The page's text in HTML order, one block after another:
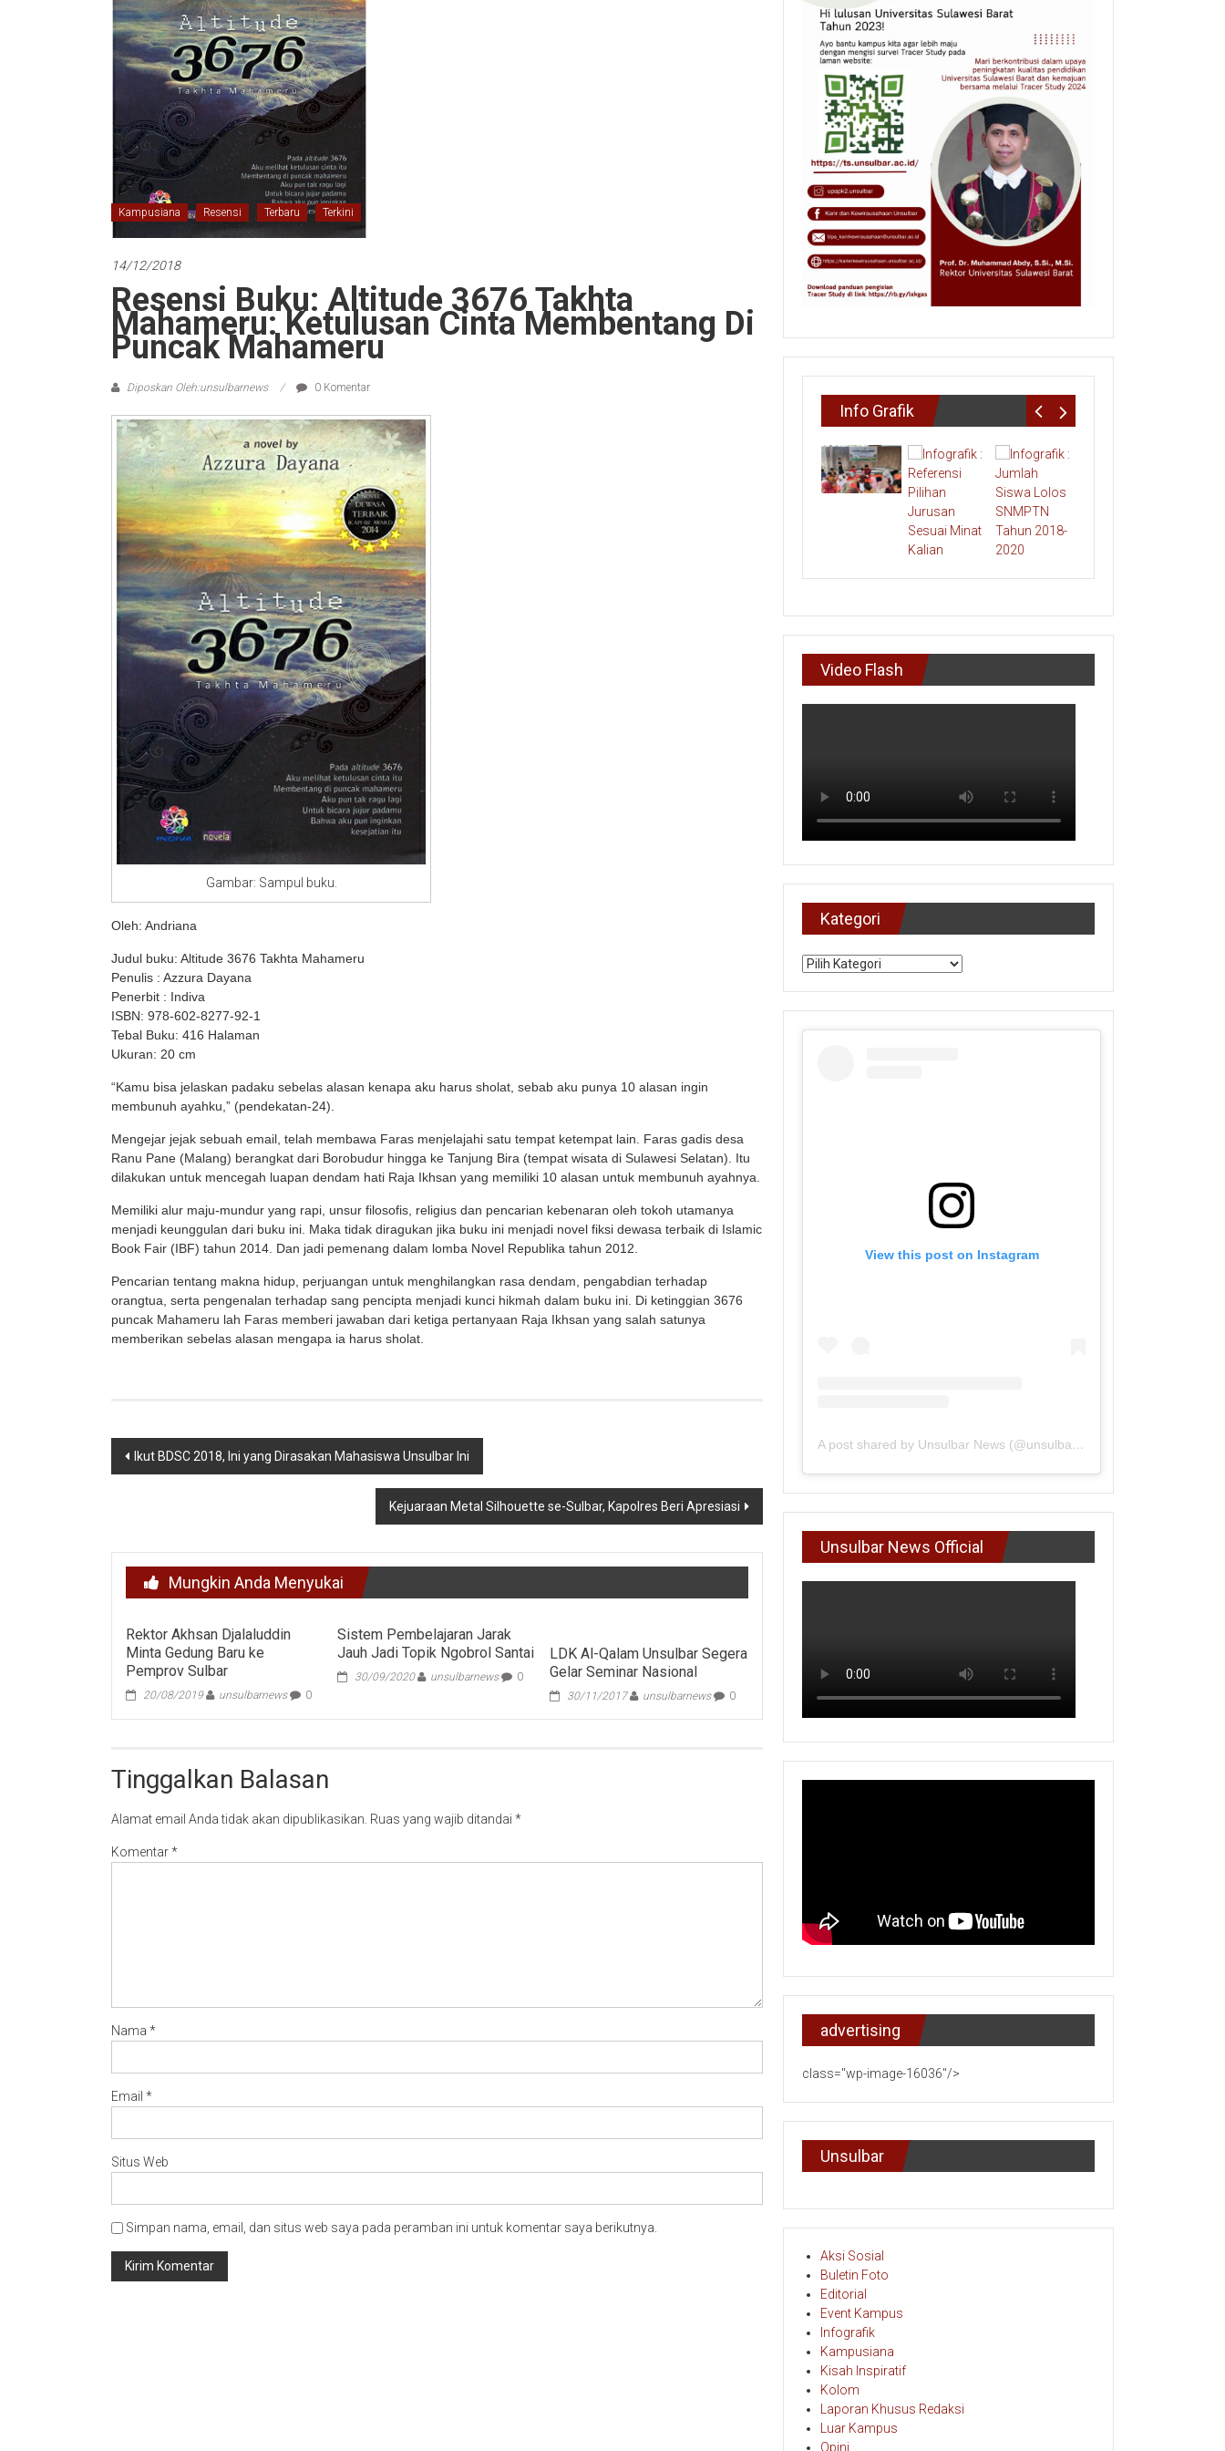
Kampusiana Resensi Terbaru Terkini
14/12/2018
Resensi Buku: Altitude 3676 Takhta
Mahameru: Ketulusan Cinta Membentang Di
Puncak Mahameru
Diposkan Oleh:unsulbarnews 0 Komentar
Gambar: Sampul buku.
Oleh: Andriana
Judul buku: Altitude 3676 Takhta Mahameru
Penulis : Azzura Dayana
Penerbit : Indiva
ISBN: 978-602-8277-92-1
Tebal Buku: 416 Halaman
Ukuran: 20 cm
“Kamu bisa jelaskan padaku sebelas alasan kenapa aku harus sholat, sebab aku punya 10 alasan ingin
membunuh ayahku,” (pendekatan-24).
Mengejar jejak sebuah email, telah membawa Faras menjelajahi satu tempat ketempat lain. Faras gadis desa
Ranu Pane (Malang) berangkat dari Borobudur hingga ke Tanjung Bira (tempat wisata di Sulawesi Selatan). Itu
dilakukan untuk mencegah luapan dendam hati Raja Ikhsan yang memiliki 10 alasan untuk membunuh ayahnya.
Memiliki alur maju-mundur yang rapi, unsur filosofis, religius dan pencarian kebenaran oleh tokoh utamanya
menjadi keunggulan dari buku ini. Maka tidak diragukan jika buku ini menjadi novel fiksi dewasa terbaik di Islamic
Book Fair (IBF) tahun 2014. Dan jadi pemenang dalam lomba Novel Republika tahun 2012.
Pencarian tentang makna hidup, perjuangan untuk menghilangkan rasa dendam, pengabdian terhadap
orangtua, serta pengenalan terhadap sang pencipta menjadi kunci hikmah dalam buku ini. Di ketinggian 3676
puncak Mahameru lah Faras memberi jawaban dari ketiga pertanyaan Raja Ikhsan yang salah satunya
memberikan sebelas alasan mengapa ia harus sholat.
Navigasi
Ikut BDSC 2018, Ini yang Dirasakan Mahasiswa Unsulbar Ini
Kejuaraan Metal Silhouette se-Sulbar, Kapolres Beri Apresiasi
Mungkin Anda Menyukai
Rektor Akhsan Djalaluddin
Minta Gedung Baru ke
Pemprov Sulbar
20/08/2019 unsulbarnews 0
Sistem Pembelajaran Jarak
Jauh Jadi Topik Ngobrol Santai
30/09/2020 unsulbarnews 0
LDK Al-Qalam Unsulbar Segera
Gelar Seminar Nasional
30/11/2017 unsulbarnews 0
Tinggalkan Balasan
Alamat email Anda tidak akan dipublikasikan. Ruas yang wajib ditandai *
Komentar*
Nama *
Email *
Situs Web
Simpan nama, email, dan situs web saya pada peramban ini untuk komentar saya berikutnya.
Info Grafik
Video Flash
Kategori
Kategori
View this post on Instagram
A post shared by Unsulbar News (@unsulbarnews)
Unsulbar News Official
advertising
class="wp-image-16036"/>
Unsulbar
Aksi Sosial
Buletin Foto
Editorial
Event Kampus
Infografik
Kampusiana
Kisah Inspiratif
Kolom
Laporan Khusus Redaksi
Luar Kampus
Opini